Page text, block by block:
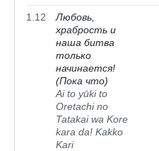
1.12
Любовь,
храбрость и
наша битва
только
начинается!
(Пока что)
Ai to yūki to
Oretachi no
Tatakai wa Kore
kara da! Kakko
Kari